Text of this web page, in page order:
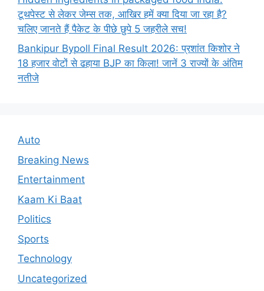
टूथपेस्ट से लेकर जेम्स तक, आखिर हमें क्या दिया जा रहा है?
चलिए जानते हैं पैकेट के पीछे छुपे 5 जहरीले सच!
Bankipur Bypoll Final Result 2026: प्रशांत किशोर ने
18 हजार वोटों से ढहाया BJP का किला! जानें 3 राज्यों के अंतिम
नतीजे
Auto
Breaking News
Entertainment
Kaam Ki Baat
Politics
Sports
Technology
Uncategorized